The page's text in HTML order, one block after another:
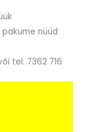
nüüd
tel. 7362 716